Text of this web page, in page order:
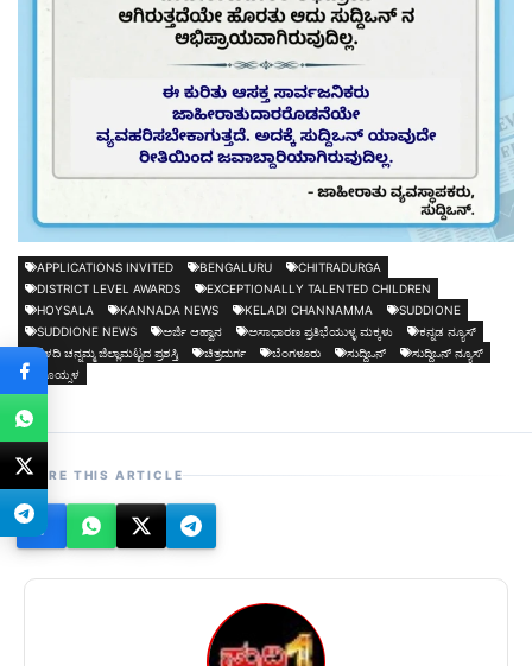
APPLICATIONS INVITED BENGALURU
CHITRADURGA
DISTRICT LEVEL AWARDS
EXCEPTIONALLY TALENTED CHILDREN
HOYSALA
KANNADA NEWS KELADI CHANNAMMA
SUDDIONE
SUDDIONE NEWS
ಅರ್ಜಿ ಆಹ್ವಾನ ಅಸಾಧಾರಣ ಪ್ರತಿಭೆಯುಳ್ಳ ಮಕ್ಕಳು
ಕನ್ನಡ ನ್ಯೂಸ್
ಕೆಳದಿ ಚನ್ನಮ್ಮ ಜಿಲ್ಲಾಮಟ್ಟದ ಪ್ರಶಸ್ತಿ
ಚಿತ್ರದುರ್ಗ ಬೆಂಗಳೂರು ಸುದ್ದಿಒನ್
ಸುದ್ದಿಒನ್ ನ್ಯೂಸ್
ಹೊಯ್ಸಳ
SHARE THIS ARTICLE